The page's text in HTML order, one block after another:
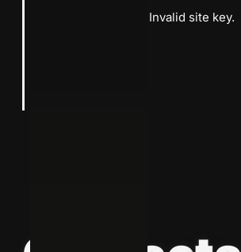
Google reCaptcha: Invalid site key.